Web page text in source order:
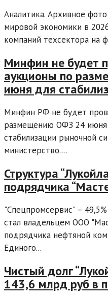
Аналитика. Архивное
мировой экономики в
компаний техсектора на
Минфин не будет
аукционы по
июня для
Минфин РФ не будет
размещению ОФЗ 24 июня
стабилизации рыночной
министерство....
Структура
подрядчика
"Спецпромсервис" –
стал владельцем OOO
подрядчика нефтяной
Единого...
Чистый долг
143,6 млрд руб в